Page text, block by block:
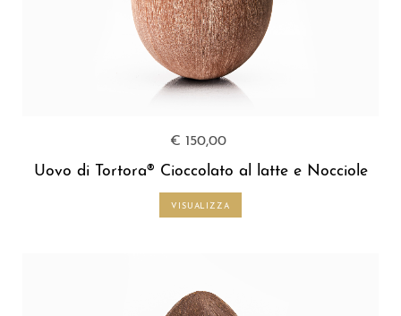
€ 150,00
Uovo di Tortora® Cioccolato al latte e Nocciole
VISUALIZZA